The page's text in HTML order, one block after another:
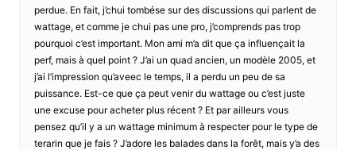
perdue. En fait, j’chui tombése sur des discussions qui parlent de
wattage, et comme je chui pas une pro, j’comprends pas trop
pourquoi c’est important. Mon ami m’a dit que ça influençait la
perf, mais à quel point ? J’ai un quad ancien, un modèle 2005, et
j’ai l’impression qu’aveec le temps, il a perdu un peu de sa
puissance. Est-ce que ça peut venir du wattage ou c’est juste
une excuse pour acheter plus récent ? Et par ailleurs vous
pensez qu’il y a un wattage minimum à respecter pour le type de
terarin que je fais ? J’adore les balades dans la forêt, mais y’a des